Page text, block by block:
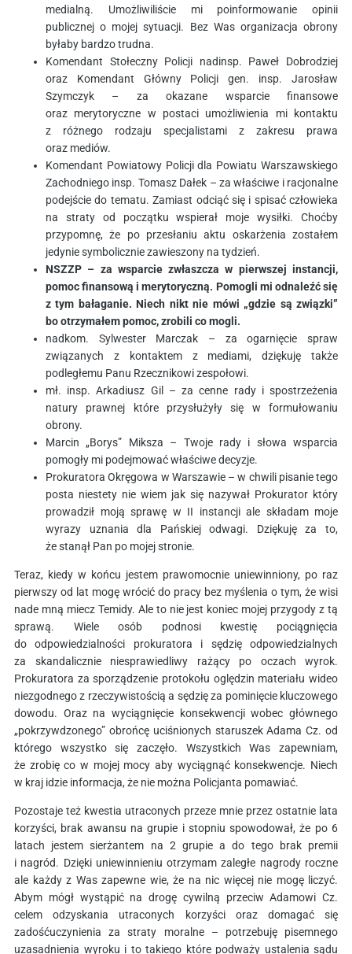
medialną. Umożliwiliście mi poinformowanie opinii
publicznej o mojej sytuacji. Bez Was organizacja obrony
byłaby bardzo trudna.
Komendant Stołeczny Policji nadinsp. Paweł Dobrodziej
oraz Komendant Główny Policji gen. insp. Jarosław
Szymczyk – za okazane wsparcie finansowe
oraz merytoryczne w postaci umożliwienia mi kontaktu
z różnego rodzaju specjalistami z zakresu prawa
oraz mediów.
Komendant Powiatowy Policji dla Powiatu Warszawskiego
Zachodniego insp. Tomasz Dałek – za właściwe i racjonalne
podejście do tematu. Zamiast odciąć się i spisać człowieka
na straty od początku wspierał moje wysiłki. Choćby
przypomnę, że po przesłaniu aktu oskarżenia zostałem
jedynie symbolicznie zawieszony na tydzień.
NSZZP – za wsparcie zwłaszcza w pierwszej instancji,
pomoc finansową i merytoryczną. Pomogli mi odnaleźć się
z tym bałaganie. Niech nikt nie mówi „gdzie są związki”
bo otrzymałem pomoc, zrobili co mogli.
nadkom. Sylwester Marczak – za ogarnięcie spraw
związanych z kontaktem z mediami, dziękuję także
podległemu Panu Rzecznikowi zespołowi.
mł. insp. Arkadiusz Gil – za cenne rady i spostrzeżenia
natury prawnej które przysłużyły się w formułowaniu
obrony.
Marcin „Borys” Miksza – Twoje rady i słowa wsparcia
pomogły mi podejmować właściwe decyzje.
Prokuratora Okręgowa w Warszawie – w chwili pisanie tego
posta niestety nie wiem jak się nazywał Prokurator który
prowadził moją sprawę w II instancji ale składam moje
wyrazy uznania dla Pańskiej odwagi. Dziękuję za to,
że stanął Pan po mojej stronie.
Teraz, kiedy w końcu jestem prawomocnie uniewinniony, po raz
pierwszy od lat mogę wrócić do pracy bez myślenia o tym, że wisi
nade mną miecz Temidy. Ale to nie jest koniec mojej przygody z tą
sprawą. Wiele osób podnosi kwestię pociągnięcia
do odpowiedzialności prokuratora i sędzię odpowiedzialnych
za skandalicznie niesprawiedliwy rażący po oczach wyrok.
Prokuratora za sporządzenie protokołu oględzin materiału wideo
niezgodnego z rzeczywistością a sędzię za pominięcie kluczowego
dowodu. Oraz na wyciągnięcie konsekwencji wobec głównego
„pokrzywdzonego” obrońcę uciśnionych staruszek Adama Cz. od
którego wszystko się zaczęło. Wszystkich Was zapewniam,
że zrobię co w mojej mocy aby wyciągnąć konsekwencje. Niech
w kraj idzie informacja, że nie można Policjanta pomawiać.
Pozostaje też kwestia utraconych przeze mnie przez ostatnie lata
korzyści, brak awansu na grupie i stopniu spowodował, że po 6
latach jestem sierżantem na 2 grupie a do tego brak premii
i nagród. Dzięki uniewinnieniu otrzymam zaległe nagrody roczne
ale każdy z Was zapewne wie, że na nic więcej nie mogę liczyć.
Abym mógł wystąpić na drogę cywilną przeciw Adamowi Cz.
celem odzyskania utraconych korzyści oraz domagać się
zadośćuczynienia za straty moralne – potrzebuję pisemnego
uzasadnienia wyroku i to takiego które podważy ustalenia sądu